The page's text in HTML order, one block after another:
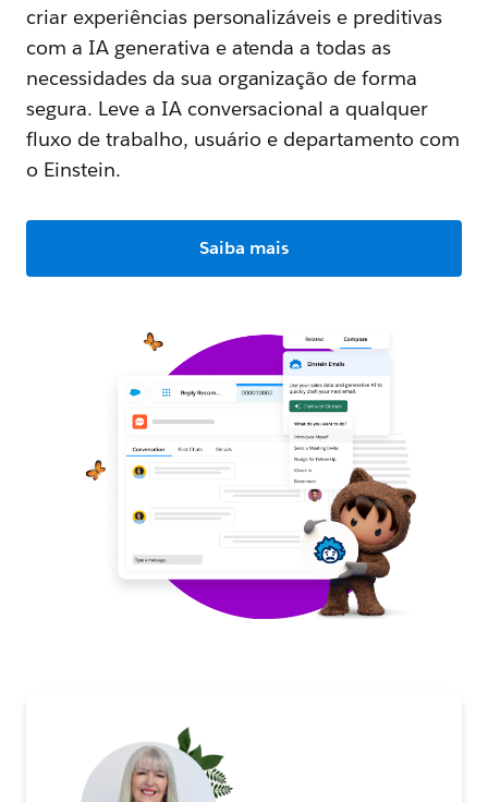
criar experiências personalizáveis e preditivas
com a IA generativa e atenda a todas as
necessidades da sua organização de forma
segura. Leve a IA conversacional a qualquer
fluxo de trabalho, usuário e departamento com
o Einstein.
Saiba mais